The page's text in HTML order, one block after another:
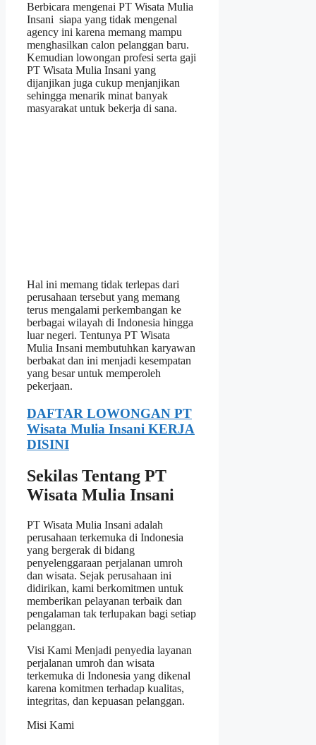
Berbicara mengenai PT Wisata Mulia
Insani siapa yang tidak mengenal
agency ini karena memang mampu
menghasilkan calon pelanggan baru.
Kemudian lowongan profesi serta gaji
PT Wisata Mulia Insani yang
dijanjikan juga cukup menjanjikan
sehingga menarik minat banyak
masyarakat untuk bekerja di sana.
Hal ini memang tidak terlepas dari
perusahaan tersebut yang memang
terus mengalami perkembangan ke
berbagai wilayah di Indonesia hingga
luar negeri. Tentunya PT Wisata
Mulia Insani membutuhkan karyawan
berbakat dan ini menjadi kesempatan
yang besar untuk memperoleh
pekerjaan.
DAFTAR LOWONGAN PT
Wisata Mulia Insani KERJA
DISINI
Sekilas Tentang PT
Wisata Mulia Insani
PT Wisata Mulia Insani adalah
perusahaan terkemuka di Indonesia
yang bergerak di bidang
penyelenggaraan perjalanan umroh
dan wisata. Sejak perusahaan ini
didirikan, kami berkomitmen untuk
memberikan pelayanan terbaik dan
pengalaman tak terlupakan bagi setiap
pelanggan.
Visi Kami Menjadi penyedia layanan
perjalanan umroh dan wisata
terkemuka di Indonesia yang dikenal
karena komitmen terhadap kualitas,
integritas, dan kepuasan pelanggan.
Misi Kami